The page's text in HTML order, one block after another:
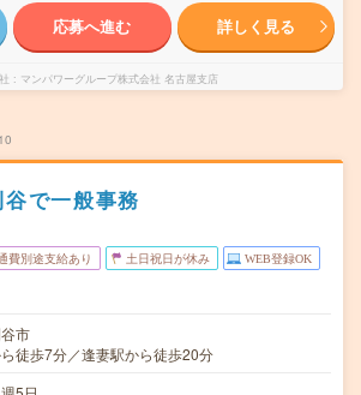
応募へ進む 詳しく見る
マンパワーグループ株式会社 名古屋支店
で一般事務
費別途支給あり 土日祝日が休み WEB登録OK
市
徒歩7分／逢妻駅から徒歩20分